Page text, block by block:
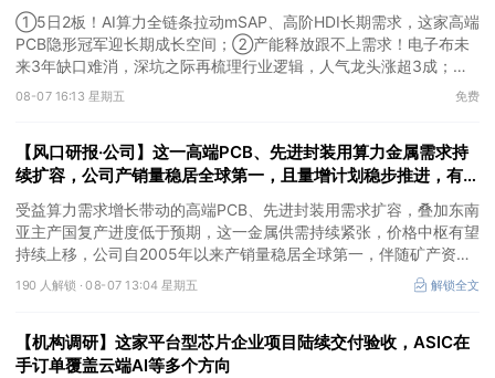
跳”
①5日2板！AI算力全链条拉动mSAP、高阶HDI长期需求，这家高端
PCB隐形冠军迎长期成长空间；②产能释放跟不上需求！电子布未
来3年缺口难消，深坑之际再梳理行业逻辑，人气龙头涨超3成；
③AI服务器、机器人带动MLCC景气周期持续！这家公司扩产、涨
08-07 16:13 星期五 免费
【风口研报·公司】这一高端PCB、先进封装用算力金属需求持
续扩容，公司产销量稳居全球第一，且量增计划稳步推进，有望
充分受益价格上行
受益算力需求增长带动的高端PCB、先进封装用需求扩容，叠加东南
亚主产国复产进度低于预期，这一金属供需持续紧张，价格中枢有望
持续上移，公司自2005年以来产销量稳居全球第一，伴随矿产资源
产量增长与冶炼产能整合并举，公司市占率有望进一步提升，同时有
望充分受益金属价格上行。
190 人解锁 ·08-07 13:04 星期五 解锁全文
【机构调研】这家平台型芯片企业项目陆续交付验收，ASIC在
手订单覆盖云端AI等多个方向